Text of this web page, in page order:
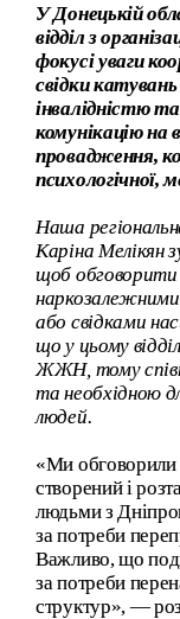
У Донецькій
відділ з
фокусі уваги
свідки
інвалідністю
комунікацію на
провадження,
психологічної,
Наша
Каріна Мелікян
щоб обговорити
або свідками
що у цьому
ЖЖН, тому
та необхідною
людей.
«Ми обговорили
створений і
людьми з
за потреби
Важливо, що
за потреби
структур», —